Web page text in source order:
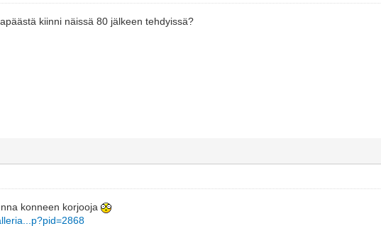
kiinni näissä 80 jälkeen tehdyissä?
konneen korjooja